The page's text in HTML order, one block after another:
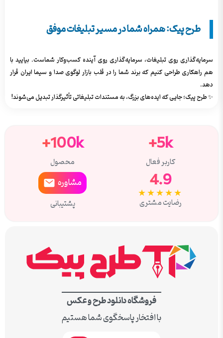
طرح پیک: همراه شما در مسیر تبلیغات موفق
سرمایه‌گذاری روی تبلیغات، سرمایه‌گذاری روی آینده کسب‌وکار شماست. بیایید با
هم راهکاری طراحی کنیم که برند شما را در قلب بازار لوگوی صدا و سیما ایران قرار
دهد.
✨ طرح پیک؛ جایی که ایده‌های بزرگ، به مستندات تبلیغاتی تأثیرگذار تبدیل می‌شوند!
5k+
کاربر فعال
100k+
محصول
4.9
★★★★★
رضایت مشتری
مشاوره
پشتیبانی
فروشگاه دانلود طرح و عکس
با افتخار پاسخگوی شما هستیم